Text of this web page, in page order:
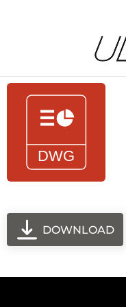
DOWNLOAD